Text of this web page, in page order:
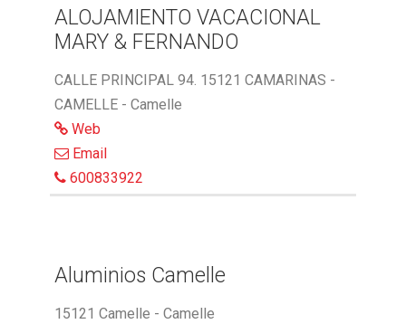
ALOJAMIENTO VACACIONAL
MARY & FERNANDO
CALLE PRINCIPAL 94. 15121 CAMARINAS -
CAMELLE - Camelle
Web
Email
600833922
Aluminios Camelle
15121 Camelle - Camelle